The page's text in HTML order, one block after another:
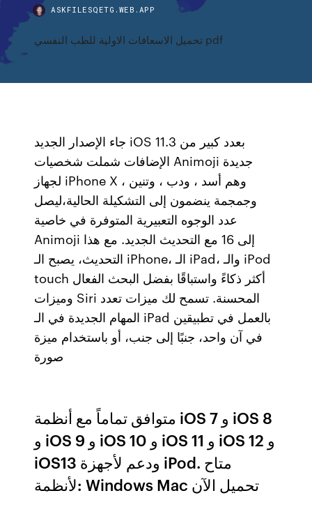
ASKFILESQETG.WEB.APP
تحميل الاسعافات الاولية للطب النفسي pdf
جاء الإصدار الجديد iOS 11.3 بعدد كبير من
الإضافات شملت شخصيات Animoji جديدة
لجهاز iPhone X وهم أسد ، ودب ، وتنين ،
وجمجمة ينضمون إلى التشكيلة الحالية،ليصل
عدد الوجوه التعبيرية المتوفرة في خاصية
Animoji إلى 16 مع التحديث الجديد. مع هذا
التحديث، يصبح الـ iPhone، الـ iPad، والـ iPod
touch أكثر ذكاءً واستباقًا بفضل البحث الفعال
وميزات Siri المحسنة. تسمح لك ميزات تعدد
المهام الجديدة في الـ iPad بالعمل في تطبيقين
في آن واحد، جنبًا إلى جنب، أو باستخدام ميزة
صورة
متوافق تماماً مع أنظمة iOS 7 و iOS 8
و iOS 9 و iOS 10 و iOS 11 و iOS 12 و
iOS13 ودعم لأجهزة iPod. متاح
لأنظمة: Windows Mac تحميل الآن